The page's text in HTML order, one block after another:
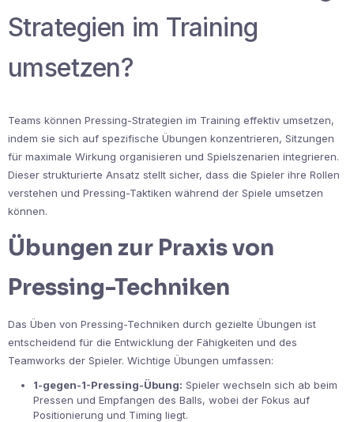
Strategien im Training
umsetzen?
Teams können Pressing-Strategien im Training effektiv umsetzen,
indem sie sich auf spezifische Übungen konzentrieren, Sitzungen
für maximale Wirkung organisieren und Spielszenarien integrieren.
Dieser strukturierte Ansatz stellt sicher, dass die Spieler ihre Rollen
verstehen und Pressing-Taktiken während der Spiele umsetzen
können.
Übungen zur Praxis von
Pressing-Techniken
Das Üben von Pressing-Techniken durch gezielte Übungen ist
entscheidend für die Entwicklung der Fähigkeiten und des
Teamworks der Spieler. Wichtige Übungen umfassen:
1-gegen-1-Pressing-Übung: Spieler wechseln sich ab beim
Pressen und Empfangen des Balls, wobei der Fokus auf
Positionierung und Timing liegt.